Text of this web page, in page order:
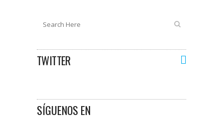
TWITTER
SÍGUENOS EN